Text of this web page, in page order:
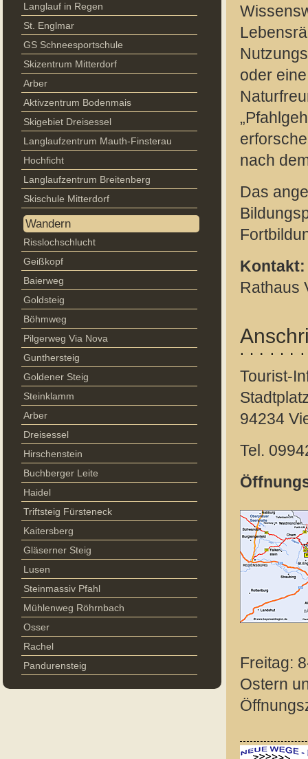
Langlauf in Regen
St. Englmar
GS Schneesportschule
Skizentrum Mitterdorf
Arber
Aktivzentrum Bodenmais
Skigebiet Dreisessel
Langlaufzentrum Mauth-Finsterau
Hochficht
Langlaufzentrum Breitenberg
Skischule Mitterdorf
Wandern
Risslochschlucht
Geißkopf
Baierweg
Goldsteig
Böhmweg
Pilgerweg Via Nova
Gunthersteig
Goldener Steig
Steinklamm
Arber
Dreisessel
Hirschenstein
Buchberger Leite
Haidel
Triftsteig Fürsteneck
Kaitersberg
Gläserner Steig
Lusen
Steinmassiv Pfahl
Mühlenweg Röhrnbach
Osser
Rachel
Pandurensteig
oder
nach
Das
Kontakt:
Rathaus
Tourist-
94234
Tel.
Freitag:
Ostern